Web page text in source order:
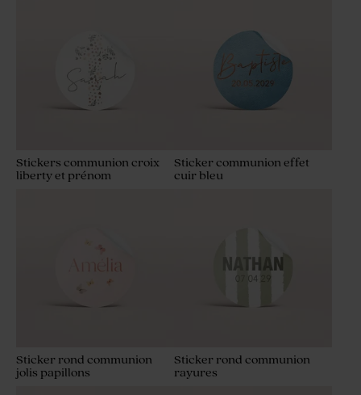
Stickers communion croix
liberty et prénom
Sticker communion effet
cuir bleu
Sticker rond communion
jolis papillons
Sticker rond communion
rayures